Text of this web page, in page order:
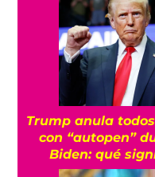
Trump anula
con “autopen”
Biden: qué